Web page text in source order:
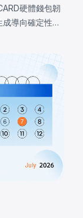
硬體錢包韌
導向確定性軟
函數，從
餘額，耗盡其